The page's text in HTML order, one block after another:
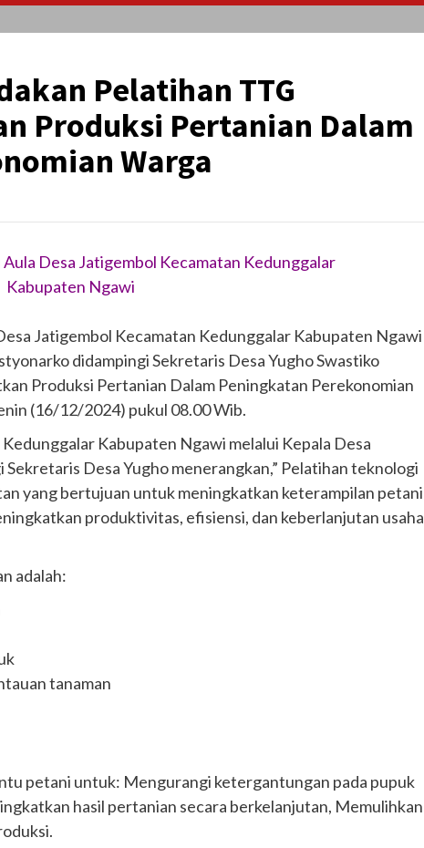
Pelatihan TTG
Produksi Pertanian Dalam
Warga
Desa Jatigembol Kecamatan Kedunggalar
Kabupaten Ngawi
Jatigembol Kecamatan Kedunggalar Kabupaten Ngawi
didampingi Sekretaris Desa Yugho Swastiko
Produksi Pertanian Dalam Peningkatan Perekonomian
(16/12/2024) pukul 08.00 Wib.
Kabupaten Ngawi melalui Kepala Desa
Desa Yugho menerangkan,” Pelatihan teknologi
yang bertujuan untuk meningkatkan keterampilan petani
produktivitas, efisiensi, dan keberlanjutan usaha
adalah:
tanaman
petani untuk: Mengurangi ketergantungan pada pupuk
hasil pertanian secara berkelanjutan, Memulihkan